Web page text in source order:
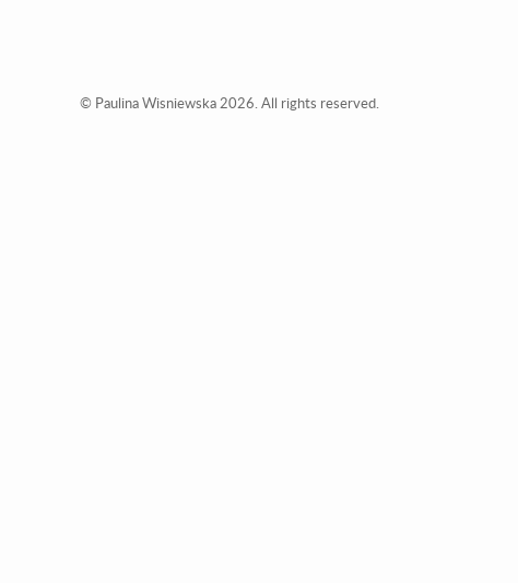
© Paulina Wisniewska 2026. All rights reserved.